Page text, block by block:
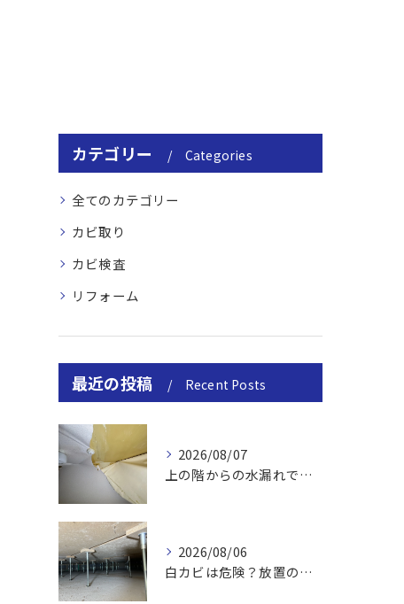
カテゴリー Categories
全てのカテゴリー
カビ取り
カビ検査
リフォーム
最近の投稿 Recent Posts
2026/08/07
上の階からの水漏れでカビ｜対処法と業者
2026/08/06
白カビは危険？放置のリスクと取り方